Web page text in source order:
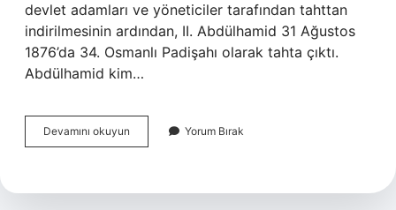
devlet adamları ve yöneticiler tarafından tahttan
indirilmesinin ardından, II. Abdülhamid 31 Ağustos
1876’da 34. Osmanlı Padişahı olarak tahta çıktı.
Abdülhamid kim…
Devamını okuyun Abdülhamid
Tahttan
Yerine
Yorum Bırak